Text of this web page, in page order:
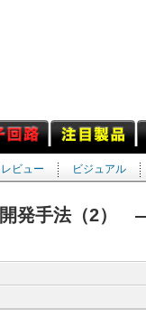
ビュー ビジュアル
開発手法（2）